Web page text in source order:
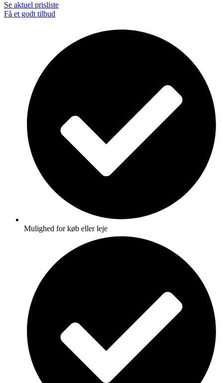
Se aktuel prisliste
Få et godt tilbud
Mulighed for køb eller leje